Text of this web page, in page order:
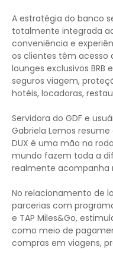
A estratégia do banco
totalmente integrada
conveniência e
os clientes têm acesso
lounges exclusivos
seguros viagem,
hotéis, locadoras,
Servidora do GDF e
Gabriela Lemos resume
DUX é uma mão na
mundo fazem toda a
realmente acompanha
No relacionamento de
parcerias com
e TAP Miles&Go,
como meio de
compras em viagens,